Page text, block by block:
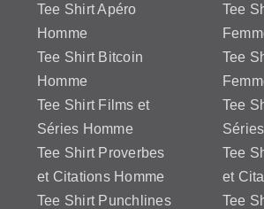
Tee Shirt Apéro
Homme
Tee Shirt Bitcoin
Homme
Tee Shirt Films et
Séries Homme
Tee Shirt Proverbes
et Citations Homme
Tee Shirt Punchlines
Tee
Tee
Tee
Tee
et
Tee